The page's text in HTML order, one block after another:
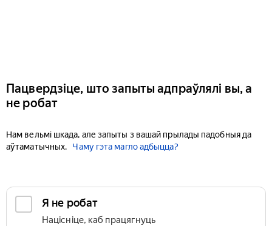
Пацвердзіце, што запыты адпраўлялі вы, а
не робат
Нам вельмі шкада, але запыты з вашай прылады падобныя да
аўтаматычных.
Чаму гэта магло адбыцца?
Я не робат
Націсніце, каб працягнуць